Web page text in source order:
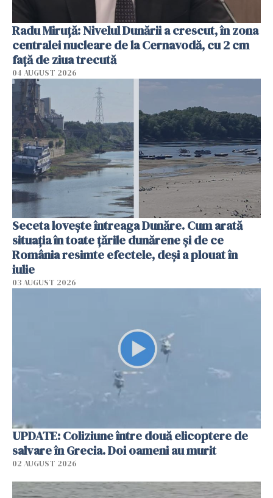
Radu Miruţă: Nivelul Dunării a crescut, în zona
centralei nucleare de la Cernavodă, cu 2 cm
faţă de ziua trecută
04 AUGUST 2026
Seceta lovește întreaga Dunăre. Cum arată
situația în toate țările dunărene și de ce
România resimte efectele, deși a plouat în
iulie
03 AUGUST 2026
UPDATE: Coliziune între două elicoptere de
salvare în Grecia. Doi oameni au murit
02 AUGUST 2026